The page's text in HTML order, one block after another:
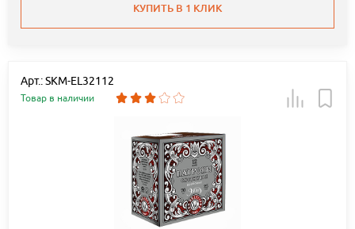
КУПИТЬ В 1 КЛИК
Арт.: SKM-EL32112
Товар в наличии